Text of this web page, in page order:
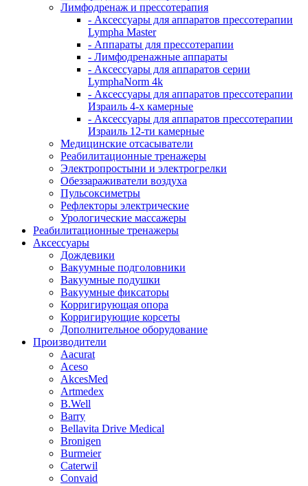
Лимфодренаж и прессотерапия
- Аксессуары для аппаратов прессотерапии
Lympha Master
- Аппараты для прессотерапии
- Лимфодренажные аппараты
- Аксессуары для аппаратов серии
LymphaNorm 4k
- Аксессуары для аппаратов прессотерапии
Израиль 4-х камерные
- Аксессуары для аппаратов прессотерапии
Израиль 12-ти камерные
Медицинские отсасыватели
Реабилитационные тренажеры
Электропростыни и электрогрелки
Обеззараживатели воздуха
Пульсоксиметры
Рефлекторы электрические
Урологические массажеры
Реабилитационные тренажеры
Аксессуары
Дождевики
Вакуумные подголовники
Вакуумные подушки
Вакуумные фиксаторы
Корригирующая опора
Корригирующие корсеты
Дополнительное оборудование
Производители
Aacurat
Aceso
AkcesMed
Artmedex
B.Well
Barry
Bellavita Drive Medical
Bronigen
Burmeier
Caterwil
Convaid